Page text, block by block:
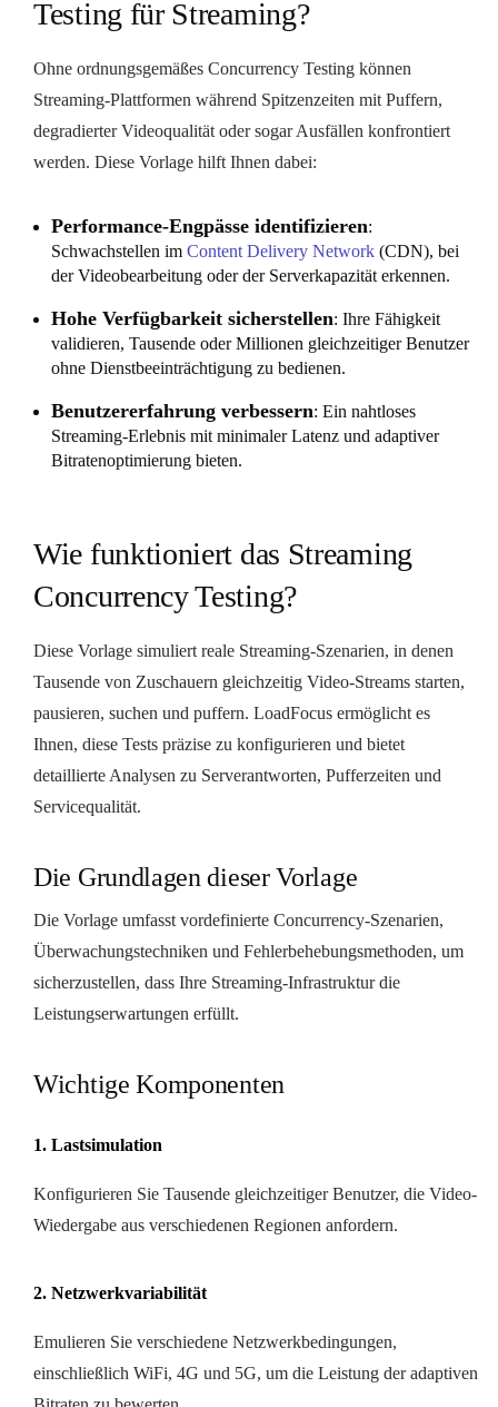
Testing für Streaming?
Ohne ordnungsgemäßes Concurrency Testing können
Streaming-Plattformen während Spitzenzeiten mit Puffern,
degradierter Videoqualität oder sogar Ausfällen konfrontiert
werden. Diese Vorlage hilft Ihnen dabei:
Performance-Engpässe identifizieren:
Schwachstellen im Content Delivery Network (CDN), bei
der Videobearbeitung oder der Serverkapazität erkennen.
Hohe Verfügbarkeit sicherstellen: Ihre Fähigkeit
validieren, Tausende oder Millionen gleichzeitiger Benutzer
ohne Dienstbeeinträchtigung zu bedienen.
Benutzererfahrung verbessern: Ein nahtloses
Streaming-Erlebnis mit minimaler Latenz und adaptiver
Bitratenoptimierung bieten.
Wie funktioniert das Streaming
Concurrency Testing?
Diese Vorlage simuliert reale Streaming-Szenarien, in denen
Tausende von Zuschauern gleichzeitig Video-Streams starten,
pausieren, suchen und puffern. LoadFocus ermöglicht es
Ihnen, diese Tests präzise zu konfigurieren und bietet
detaillierte Analysen zu Serverantworten, Pufferzeiten und
Servicequalität.
Die Grundlagen dieser Vorlage
Die Vorlage umfasst vordefinierte Concurrency-Szenarien,
Überwachungstechniken und Fehlerbehebungsmethoden, um
sicherzustellen, dass Ihre Streaming-Infrastruktur die
Leistungserwartungen erfüllt.
Wichtige Komponenten
1. Lastsimulation
Konfigurieren Sie Tausende gleichzeitiger Benutzer, die Video-
Wiedergabe aus verschiedenen Regionen anfordern.
2. Netzwerkvariabilität
Emulieren Sie verschiedene Netzwerkbedingungen,
einschließlich WiFi, 4G und 5G, um die Leistung der adaptiven